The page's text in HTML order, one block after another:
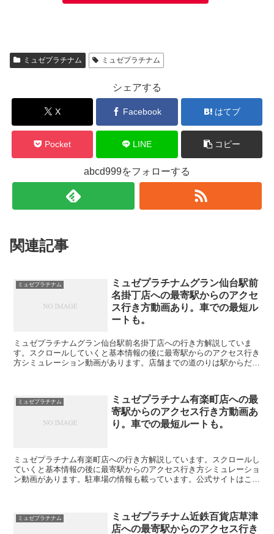
ミュゼプラチナム ミュゼプラチナム
シェアする
X Facebook はてブ
Pocket LINE コピー
abcd999をフォローする
関連記事
ミュゼプラチナム
ミュゼプラチナムグラン仙台駅前
名掛丁店への最寄駅からのアクセ
ス行き方動画あり。車での最短ル
ートも。
ミュゼプラチナムグラン仙台駅前名掛丁店への行き方解説していま
す。スクロールしていくと基本情報の後に最寄駅からのアクセス行き
方シミュレーション動画があります。店舗までの道のりは駅からだけ
ミュゼプラチナム
ミュゼプラチナム有楽町店への最
寄駅からのアクセス行き方動画あ
り。車での最短ルートも。
ミュゼプラチナム有楽町店への行き方解説しています。スクロールし
ていくと基本情報の後に最寄駅からのアクセス行き方シミュレーショ
ン動画があります。駐車場の情報も載っています。公式サイトはここ
ミュゼプラチナム
ミュゼプラチナム近鉄百貨店草津
店への最寄駅からのアクセス行き